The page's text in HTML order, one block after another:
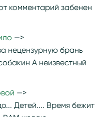
комментарий забенен
нецензурную брань
А неизвестный
Детей.... Время бежит